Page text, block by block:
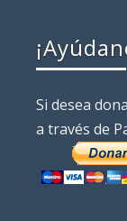
Si desea
a través de